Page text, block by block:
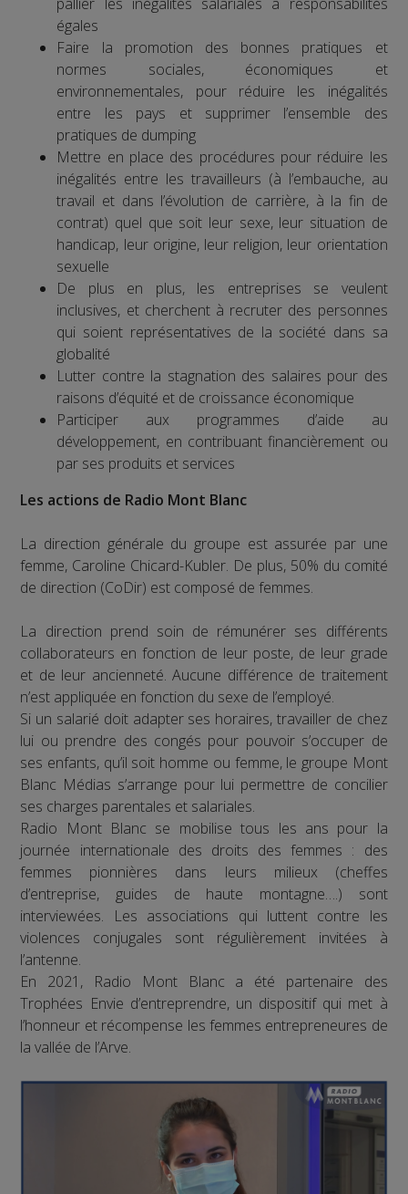
égales
Faire la promotion des bonnes pratiques et
normes sociales, économiques et
environnementales, pour réduire les inégalités
entre les pays et supprimer l’ensemble des
pratiques de dumping
Mettre en place des procédures pour réduire les
inégalités entre les travailleurs (à l’embauche, au
travail et dans l’évolution de carrière, à la fin de
contrat) quel que soit leur sexe, leur situation de
handicap, leur origine, leur religion, leur orientation
sexuelle
De plus en plus, les entreprises se veulent
inclusives, et cherchent à recruter des personnes
qui soient représentatives de la société dans sa
globalité
Lutter contre la stagnation des salaires pour des
raisons d’équité et de croissance économique
Participer aux programmes d’aide au
développement, en contribuant financièrement ou
par ses produits et services
Les actions de Radio Mont Blanc
La direction générale du groupe est assurée par une
femme, Caroline Chicard-Kubler. De plus, 50% du comité
de direction (CoDir) est composé de femmes.
La direction prend soin de rémunérer ses différents
collaborateurs en fonction de leur poste, de leur grade
et de leur ancienneté. Aucune différence de traitement
n’est appliquée en fonction du sexe de l’employé.
Si un salarié doit adapter ses horaires, travailler de chez
lui ou prendre des congés pour pouvoir s’occuper de
ses enfants, qu’il soit homme ou femme, le groupe Mont
Blanc Médias s’arrange pour lui permettre de concilier
ses charges parentales et salariales.
Radio Mont Blanc se mobilise tous les ans pour la
journée internationale des droits des femmes : des
femmes pionnières dans leurs milieux (cheffes
d’entreprise, guides de haute montagne….) sont
interviewées. Les associations qui luttent contre les
violences conjugales sont régulièrement invitées à
l’antenne.
En 2021, Radio Mont Blanc a été partenaire des
Trophées Envie d’entreprendre, un dispositif qui met à
l’honneur et récompense les femmes entrepreneures de
la vallée de l’Arve.